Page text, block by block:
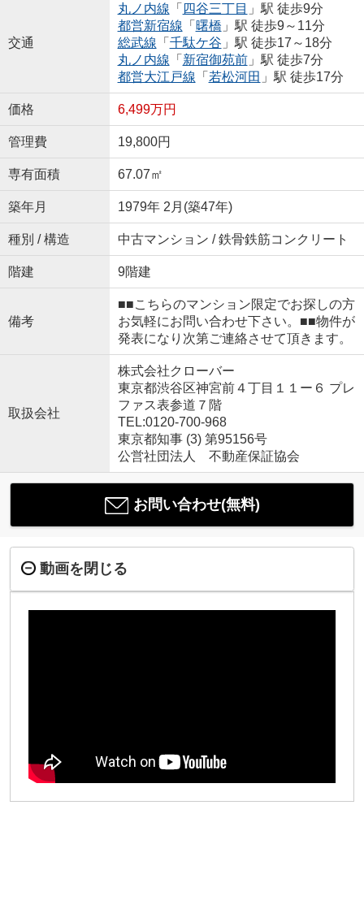
交通
丸ノ内線 「 四谷三丁目 」駅 徒歩9分
都営新宿線 「 曙橋 」駅 徒歩9～11分
総武線 「 千駄ケ谷 」駅 徒歩17～18分
丸ノ内線 「 新宿御苑前」駅 徒歩7分
都営大江戸線 「 若松河田 」駅 徒歩17分
価格 6,499万円
管理費 19,800円
専有面積 67.07㎡
築年月 1979年 2月(築47年)
種別 / 構造 中古マンション / 鉄骨鉄筋コンクリート
階建 9階建
備考
■■こちらのマンション限定でお探しの方
お気軽にお問い合わせ下さい。■■物件が
発表になり次第ご連絡させて頂きます。
取扱会社
株式会社クローバー
東京都渋谷区神宮前４丁目１１ー６ プレ
ファス表参道７階
TEL:0120-700-968
東京都知事 (3) 第95156号
公営社団法人 不動産保証協会
お問い合わせ(無料)
動画を閉じる